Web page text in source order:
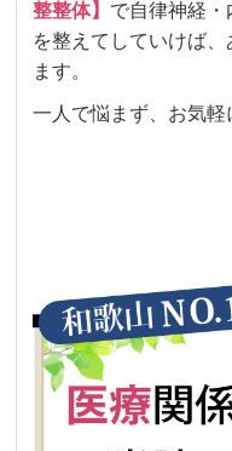
整整体】 で自律神経・
を整えてしていけば
ます。
一人で悩まず、お気軽